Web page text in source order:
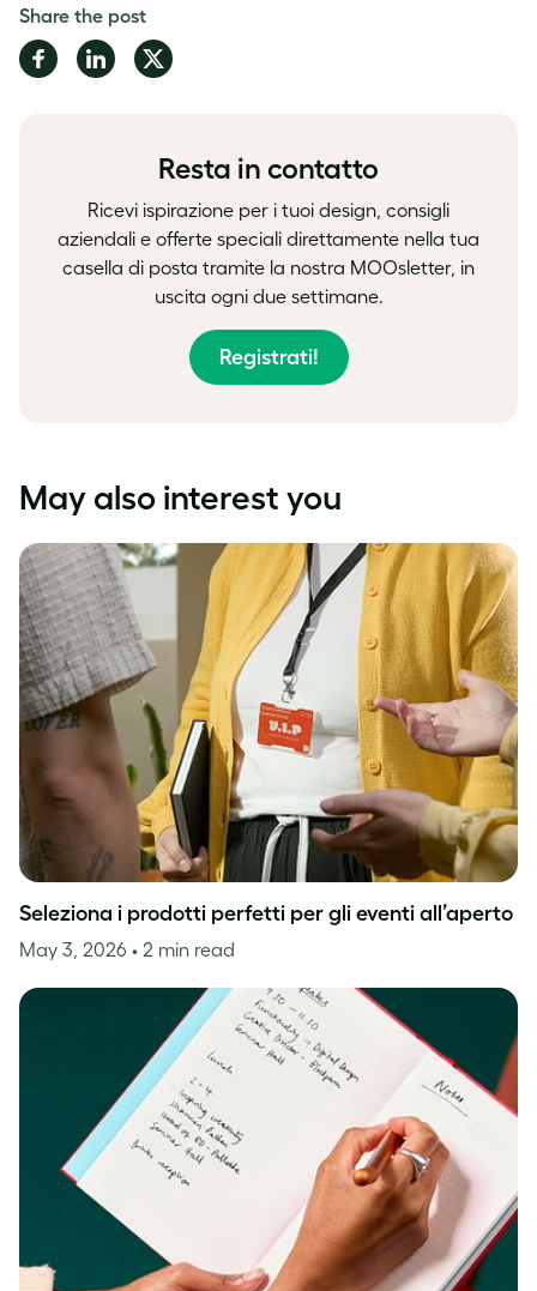
Share the post
Share
on
Share
on
Share
on
Resta in contatto
Ricevi ispirazione per i tuoi design, consigli
aziendali e offerte speciali direttamente nella tua
casella di posta tramite la nostra MOOsletter, in
uscita ogni due settimane.
Registrati!
May also interest you
Seleziona i prodotti perfetti per gli eventi all’aperto
May 3, 2026 • 2 min read